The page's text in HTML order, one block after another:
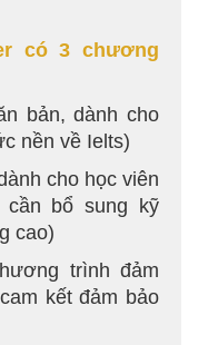
có 3 chương
bản, dành cho
nền về Ielts)
cho học viên
bổ sung kỹ
cao)
trình đảm
kết đảm bảo